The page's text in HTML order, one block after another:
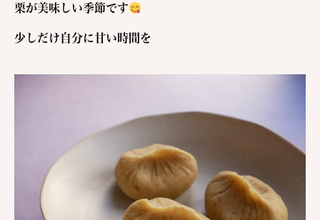
栗が美味しい季節です
少しだけ自分に甘い時間を